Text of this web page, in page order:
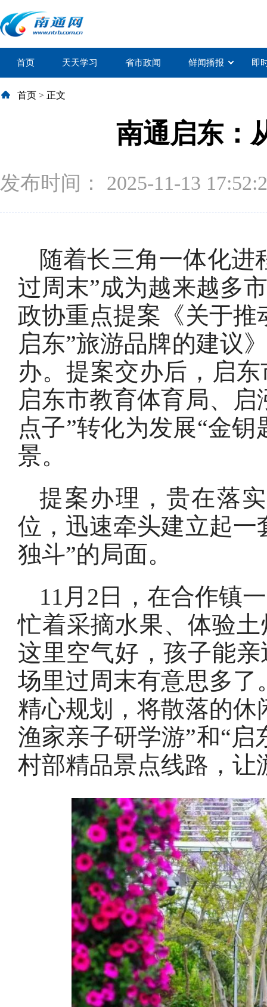
首页 天天学习 省市政闻 鲜闻播报 即
首页 > 正文
南通启东：
发布时间： 2025-11-13
随着长三角一体化进
过周末”成为越来越多
政协重点提案《关于推
启东”旅游品牌的建议
办。提案交办后，启
启东市教育体育局、
点子”转化为发展“金
景。
提案办理，贵在落
位，迅速牵头建立起一
独斗”的局面。
11月2日，在合作镇
忙着采摘水果、体验
这里空气好，孩子能
场里过周末有意思多了
精心规划，将散落的休
渔家亲子研学游”和“
村部精品景点线路，让